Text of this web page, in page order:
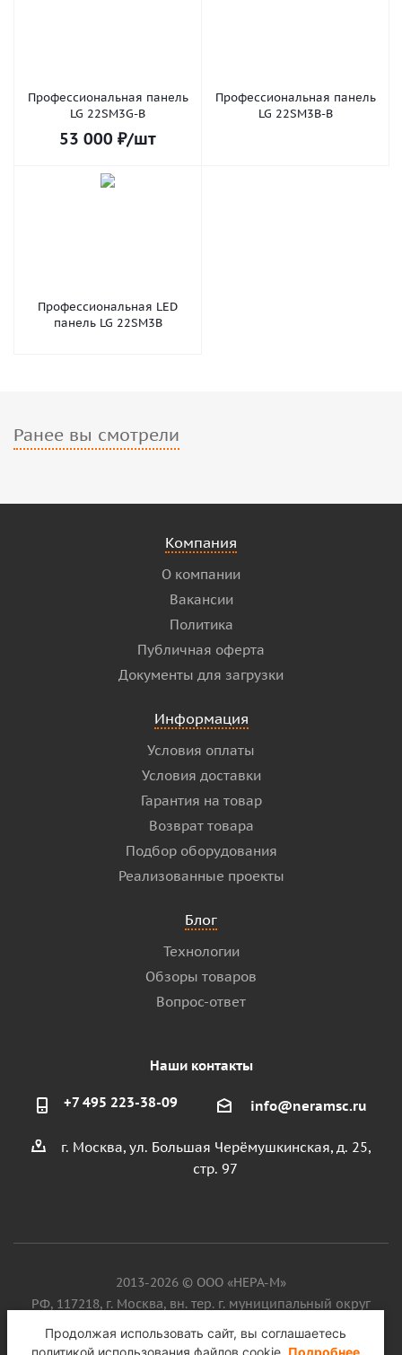
Профессиональная панель
LG 22SM3G-B
53 000 ₽/шт
Профессиональная панель
LG 22SM3B-B
Профессиональная LED
панель LG 22SM3B
Ранее вы смотрели
Компания
О компании
Вакансии
Политика
Публичная оферта
Документы для загрузки
Информация
Условия оплаты
Условия доставки
Гарантия на товар
Возврат товара
Подбор оборудования
Реализованные проекты
Блог
Технологии
Обзоры товаров
Вопрос-ответ
Наши контакты
+7 495 223-38-09 info@neramsc.ru
г. Москва, ул. Большая Черёмушкинская, д. 25,
стр. 97
2013-2026 © ООО «НЕРА-М»
РФ, 117218, г. Москва, вн. тер. г. муниципальный округ
Котловка, ул. Большая Черёмушкинская, д. 25, стр. 97, ИНН
9718086924, ОГРН 1187746099750
Продолжая использовать сайт, вы соглашаетесь
политикой использования файлов cookie. Подробнее